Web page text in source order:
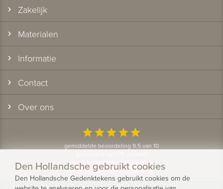
Zakelijk
Materialen
Informatie
Contact
Over ons
starstarstarstarstar
gemiddelde beoordeling 9.5 van 10
Bekijk alle klantervaringen
Den Hollandsche gebruikt cookies
Den Hollandsche Gedenktekens gebruikt cookies om de